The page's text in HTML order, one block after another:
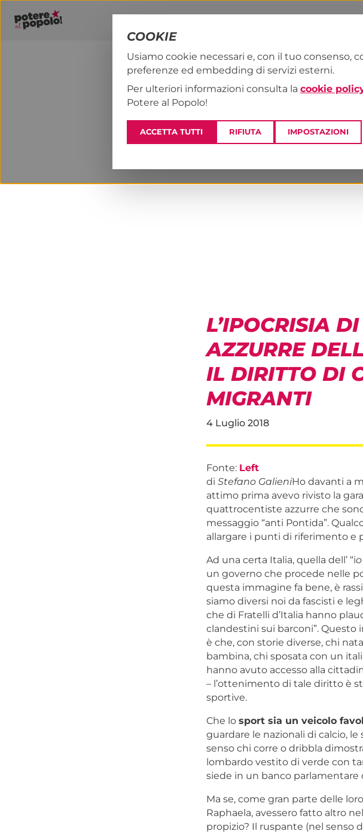
PAP! NOTIZIE NEWS & MEDIA
L’IPOCRISIA
AZZURRE
IL DIRITTO DI
MIGRANTI
4 Luglio 2018
Fonte: Left
di Stefano GalieniHo davanti a
attimo prima avevo rivisto la
quattrocentiste azzurre che
messaggio “anti Pontida”.
allargare i punti di riferimento e
Ad una certa Italia, quella dell’ “i
un governo che procede nelle
questa immagine fa bene, è
siamo diversi noi da fascisti e
che di Fratelli d’Italia hanno
clandestini sui barconi”. Questo
è che, con storie diverse, chi
bambina, chi sposata con un
hanno avuto accesso alla
– l’ottenimento di tale diritto è
sportive.
Che lo sport sia un veicolo
guardare le nazionali di calcio,
senso chi corre o dribbla
lombardo vestito di verde con
siede in un banco parlamentare
Ma se, come gran parte delle
Raphaela, avessero fatto altro
propizio? Il ruspante (nel senso
COOKIE
Usiamo cookie necessari e, con il tuo consenso,
preferenze ed embedding di servizi esterni.
Per ulteriori informazioni consulta la cookie
Potere al Popolo!
ACCETTA TUTTI RIFIUTA IMPOSTAZIONI